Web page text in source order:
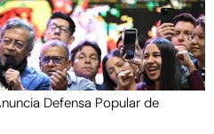
Defensa Popular de